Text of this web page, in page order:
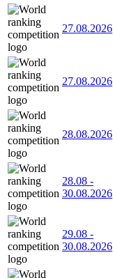
27.08.2026
27.08.2026
28.08.2026
28.08 -
30.08.2026
29.08 -
30.08.2026